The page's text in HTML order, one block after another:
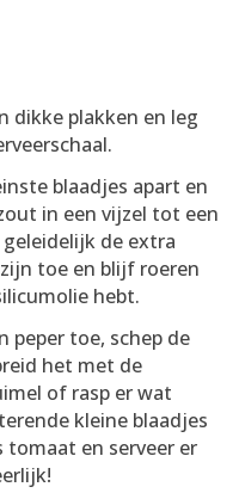
dikke plakken en leg
blaadjes apart en
in een vijzel tot een
de extra
toe en blijf roeren
hebt.
peper toe, schep de
het met de
of rasp er wat
kleine blaadjes
tomaat en serveer er